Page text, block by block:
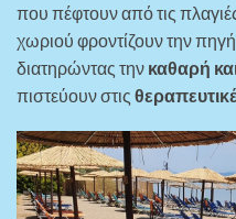
που πέφτουν από τις
χωριού φροντίζουν την
διατηρώντας την καθαρή
πιστεύουν στις